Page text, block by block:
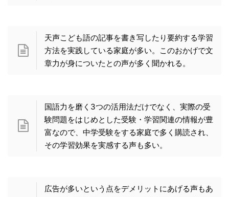
天声こども語の記事を書き写したり要約する学習
方法を実践している家庭が多い。このおかげで文
章力が身についたとの声が多く聞かれる。
国語力を磨く3つの活用法だけでなく、実際の受
験問題をはじめとした受験・学習関連の情報が豊
富なので、中学受験をする家庭で多く購読され、
その学習効果を実感する声も多い。
広告が多いという点をデメリットにあげる声もあ